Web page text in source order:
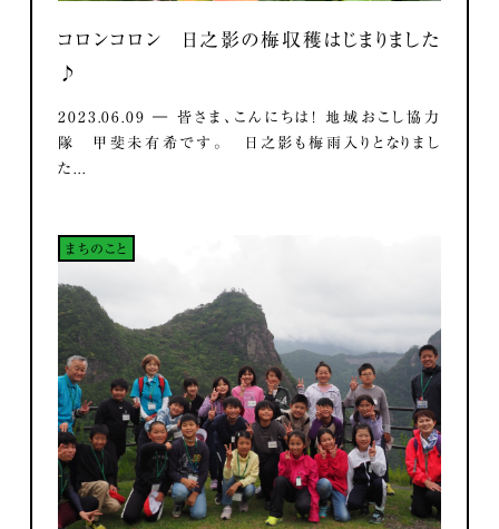
コロンコロン 日之影の梅収穫はじまりました
♪
2023.06.09 ― 皆さま、こんにちは！ 地域おこし協力
隊 甲斐未有希です。 日之影も梅雨入りとなりまし
た...
まちのこと